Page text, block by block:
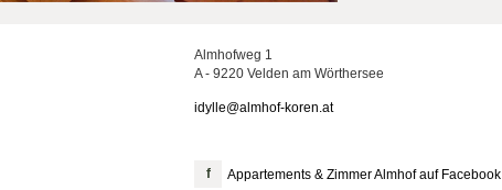
Almhofweg 1
A - 9220 Velden am Wörthersee
idylle@almhof-koren.at
Appartements & Zimmer Almhof auf Facebook